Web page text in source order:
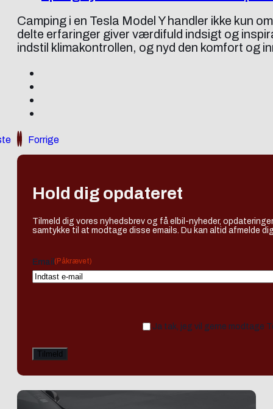
Camping i en Tesla Model Y handler ikke kun
delte erfaringer giver værdifuld indsigt og
indstil klimakontrollen, og nyd den komfort og
Forrige
Hold dig opdateret
Tilmeld dig vores nyhedsbrev og få elbil-nyheder,
samtykke til at modtage disse emails. Du kan altid afmelde
Email (Påkrævet)
Ja tak, jeg vil gerne modtage